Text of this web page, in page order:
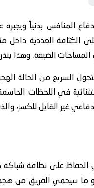
المنافس بدنياً
الكثافة العددية داخل
المساحات الضيقة. وهذا
في اللحظات
غير القابل للكسر،
على نظافة شباكه
سيحمي الفريق من